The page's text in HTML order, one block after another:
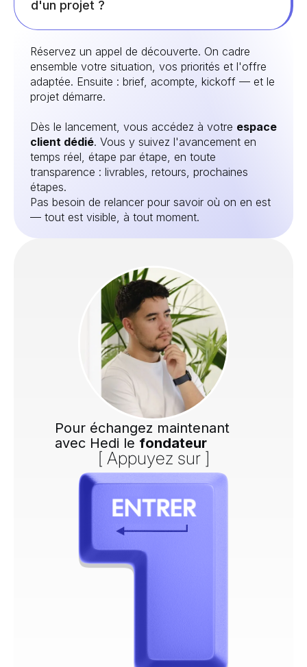
d'un projet ?
Réservez un appel de découverte. On cadre
ensemble votre situation, vos priorités et l'offre
adaptée. Ensuite : brief, acompte, kickoff — et le
projet démarre.
Dès le lancement, vous accédez à votre espace
client dédié. Vous y suivez l'avancement en
temps réel, étape par étape, en toute
transparence : livrables, retours, prochaines
étapes.
Pas besoin de relancer pour savoir où on en est
— tout est visible, à tout moment.
Pour échangez maintenant
avec Hedi le fondateur
[ Appuyez sur ]